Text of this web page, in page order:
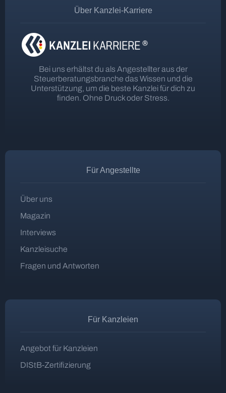
Über Kanzlei-Karriere
Bei uns erhältst du als Angestellter aus der
Steuerberatungsbranche das Wissen und die
Unterstützung, um die beste Kanzlei für dich zu
finden. Ohne Druck oder Stress.
Für Angestellte
Über uns
Magazin
Interviews
Kanzleisuche
Fragen und Antworten
Für Kanzleien
Angebot für Kanzleien
DIStB-Zertifizierung